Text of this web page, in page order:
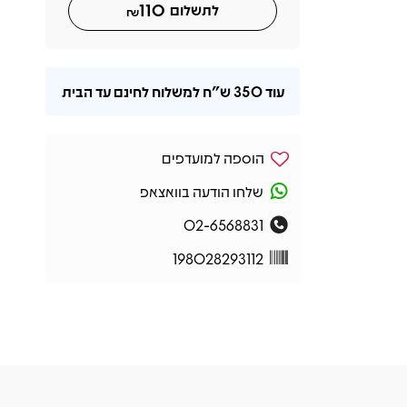
לתשלום 110
₪
עוד350 ש"ח למשלוח לחינם עד הבית
הוספה למועדפים
שלחו הודעה בוואצאפ
02-6568831
198028293112